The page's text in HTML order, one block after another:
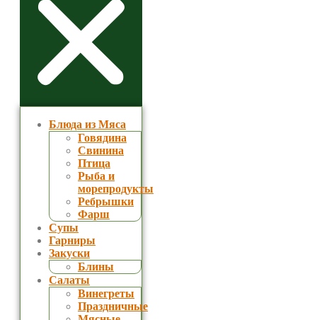
Блюда из Мяса
Говядина
Свинина
Птица
Рыба и
морепродукты
Ребрышки
Фарш
Супы
Гарниры
Закуски
Блины
Салаты
Винегреты
Праздничные